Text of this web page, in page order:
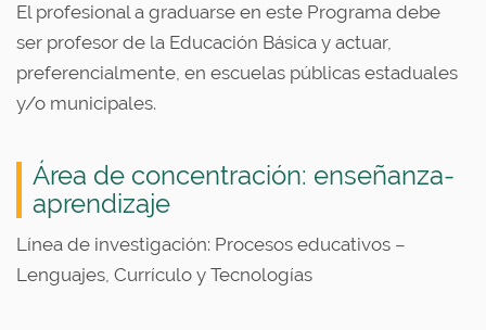
El profesional a graduarse en este Programa debe
ser profesor de la Educación Básica y actuar,
preferencialmente, en escuelas públicas estaduales
y/o municipales.
Área de concentración: enseñanza-
aprendizaje
Línea de investigación: Procesos educativos –
Lenguajes, Currículo y Tecnologías